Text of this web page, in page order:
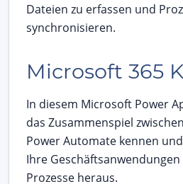
Dateien zu erfassen und
synchronisieren.
Microsoft 365
In diesem Microsoft Power
das Zusammenspiel
Power Automate kennen
Ihre
Prozesse heraus.